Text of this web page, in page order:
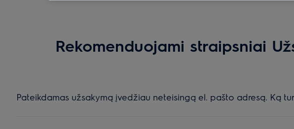
Rekomenduojami straipsniai
Pateikdamas užsakymą įvedžiau neteisingą el. pašto adresą. Ką